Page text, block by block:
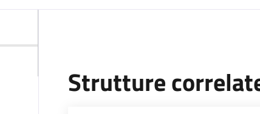
Dipartimento dell'Emergenza Interaziendale
Strutture